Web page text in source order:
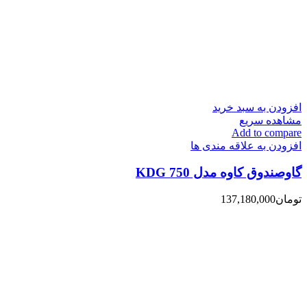
افزودن به سبد خرید
مشاهده سریع
Add to compare
افزودن به علاقه مندی ها
گاوصندوق کاوه مدل 750 KDG
تومان137,180,000